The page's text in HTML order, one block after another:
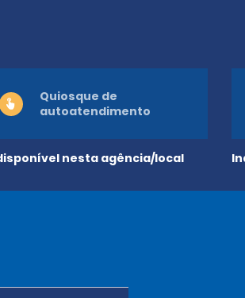
nesta agência/local
Quiosque de
autoatendimento